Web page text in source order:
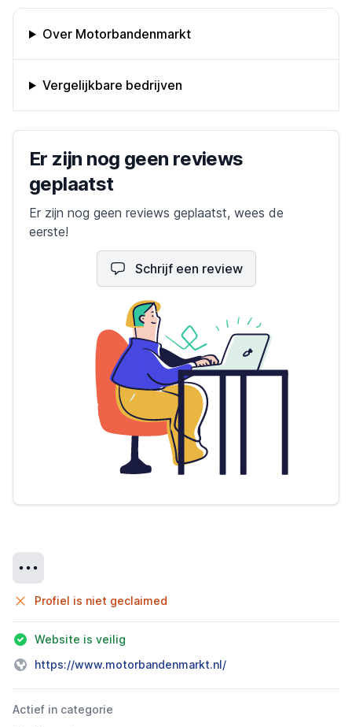
Omschrijving bedrijf
Over Motorbandenmarkt
Vergelijkbare bedrijven
Bedrijfs reviews
Er zijn nog geen reviews
geplaatst
Er zijn nog geen reviews geplaatst, wees de
eerste!
Schrijf een review
Profiel is niet geclaimed
Website is veilig
https://www.motorbandenmarkt.nl/
Actief in categorie